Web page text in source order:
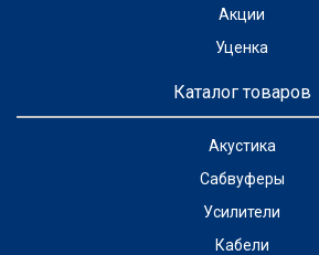
Акции
Уценка
Каталог товаров
Акустика
Сабвуферы
Усилители
Кабели